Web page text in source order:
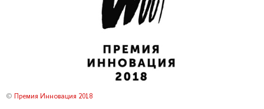
© Премия Инновация 2018